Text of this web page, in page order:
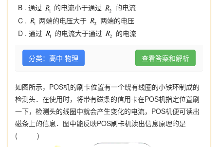
B . 通过 的电流小于通过
的电流
C .
两端的电压大于
两端的电压
D . 通过 的电流大于通过 的电流
分类：高中 物理 查看答案和解析
如图所示，POS机的刷卡位置有一个绕有线圈的小铁环制成的
检测头．在使用时，将带有磁条的信用卡在POS机指定位置刷
一下，检测头的线圈中就会产生变化的电流，POS机便可读出
磁条上的信息．图中能反映POS刷卡机读出信息原理的是
( )